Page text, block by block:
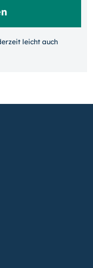
leicht auch